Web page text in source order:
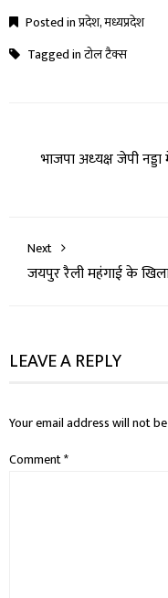
Posted inप्रदेश,मध्यप्रदेश
Tagged inटोल टैक्स
भाजपा अध्‍यक्ष जेपी
Next
जयपुर रैली महंगाई के
LEAVE A REPLY
Your email address will not
Comment*